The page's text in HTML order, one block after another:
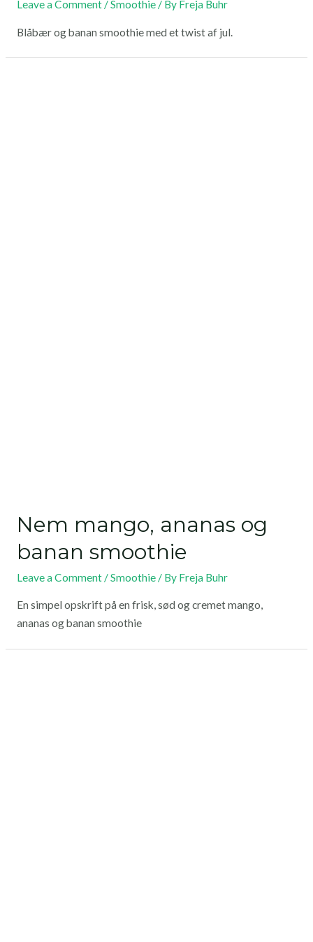
Leave a Comment /Smoothie/ By Freja Buhr
Blåbær og banan smoothie med et twist af jul.
Nem mango, ananas og
banan smoothie
Leave a Comment /Smoothie/ By Freja Buhr
En simpel opskrift på en frisk, sød og cremet mango,
ananas og banan smoothie